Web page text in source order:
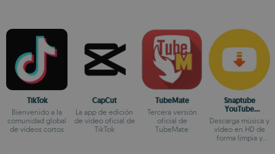
TikTok
Bienvenido a la
comunidad global
de vídeos cortos
CapCut
La app de edición
de vídeo oficial de
TikTok
TubeMate
Tercera versión
oficial de
TubeMate
Snaptube
YouTube
downloader &
MP3 converter
Descarga música y
vídeo en HD de
forma limpia y